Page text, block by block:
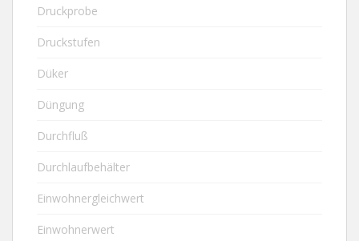
Druckprobe
Druckstufen
Düker
Düngung
Durchfluß
Durchlaufbehälter
Einwohnergleichwert
Einwohnerwert